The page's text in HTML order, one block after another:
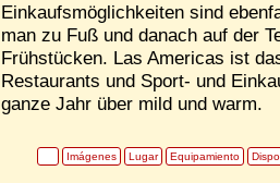
Einkaufsmöglichkeiten sind
man zu Fuß und danach auf der
Frühstücken. Las Americas ist
Restaurants und Sport- und
ganze Jahr über mild und warm.
Imágenes Lugar Equipamiento